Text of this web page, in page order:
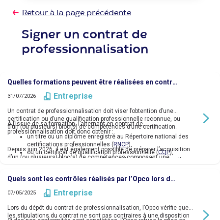
Retour à la page précédente
Signer un contrat de
professionnalisation
Quelles formations peuvent être réalisées en contrat de professionnalisation ?
31/07/2026 Entreprise
Un contrat de professionnalisation doit viser l’obtention d’une
certification ou d’une qualification professionnelle reconnue, ou
d’un (ou plusieurs) bloc(s) de compétences d’une certification.
À l’issue de sa formation, l’alternant en contrat de
professionnalisation doit donc obtenir :
un titre ou un diplôme enregistré au Répertoire national des
certifications professionnelles ( RNCP),
ou un certificat de qualification professionnelle (CQP),
ou une qualification reconnue dans les classifications d’une
Depuis juin 2026, il est également possible de préparer l’acquisition
d’un (ou plusieurs) bloc(s) de compétences composant une
Quels sont les contrôles réalisés par l’Opco lors du dépôt d’un contrat de professionnalisation ?
07/05/2025 Entreprise
Lors du dépôt du contrat de professionnalisation, l’Opco vérifie que
les stipulations du contrat ne sont pas contraires à une disposition